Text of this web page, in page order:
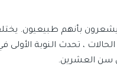
ويشعرون بأنهم طبيعيون.
، تحدث النوبة الأولى
سن العشرين.